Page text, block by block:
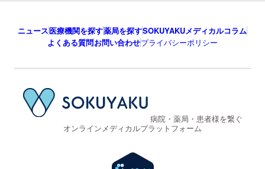
ニュース医療機関を探す薬局を探すSOKUYAKUメディカルコラム
よくある質問お問い合わせプライバシーポリシー
病院・薬局・患者様を繋ぐ
オンラインメディカルプラットフォーム